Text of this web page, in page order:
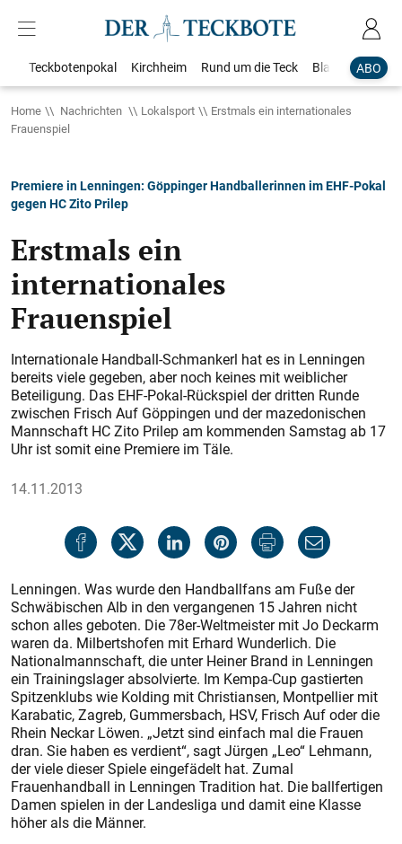
ABO
Teckbotenpokal Kirchheim Rund um die Teck Blaulicht
Home Nachrichten Lokalsport
Erstmals ein internationales
Frauenspiel
Premiere in Lenningen: Göppinger Handballerinnen im EHF-Pokal
gegen HC Zito Prilep
Erstmals ein
internationales
Frauenspiel
Internationale Handball-Schmankerl hat es in Lenningen
bereits viele gegeben, aber noch keines mit weiblicher
Beteiligung. Das EHF-Pokal-Rückspiel der dritten Runde
zwischen Frisch Auf Göppingen und der mazedonischen
Mannschaft HC Zito Prilep am kommenden Samstag ab 17
Uhr ist somit eine Premiere im Täle.
14.11.2013
Lenningen. Was wurde den Handballfans am Fuße der
Schwäbischen Alb in den vergangenen 15 Jahren nicht
schon alles geboten. Die 78er-Weltmeister mit Jo Deckarm
waren da. Milbertshofen mit Erhard Wunderlich. Die
Nationalmannschaft, die unter Heiner Brand in Lenningen
ein Trainingslager absolvierte. Im Kempa-Cup gastierten
Spitzenklubs wie Kolding mit Christiansen, Montpellier mit
Karabatic, Zagreb, Gummersbach, HSV, Frisch Auf oder die
Rhein Neckar Löwen. „Jetzt sind einfach mal die Frauen
dran. Sie haben es verdient“, sagt Jürgen „Leo“ Lehmann,
der viele dieser Spiele eingefädelt hat. Zumal
Frauenhandball in Lenningen Tradition hat. Die ballfertigen
Damen spielen in der Landesliga und damit eine Klasse
höher als die Männer.